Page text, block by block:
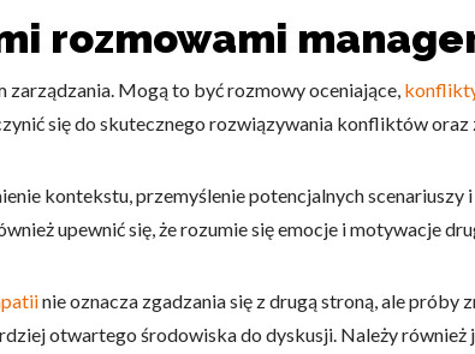
rozmowami
zarządzania. Mogą to być rozmowy oceniające,
się do skutecznego rozwiązywania konfliktów
kontekstu, przemyślenie potencjalnych scenariuszy
upewnić się, że rozumie się emocje i motywacje
nie oznacza zgadzania się z drugą stroną, ale
otwartego środowiska do dyskusji. Należy również